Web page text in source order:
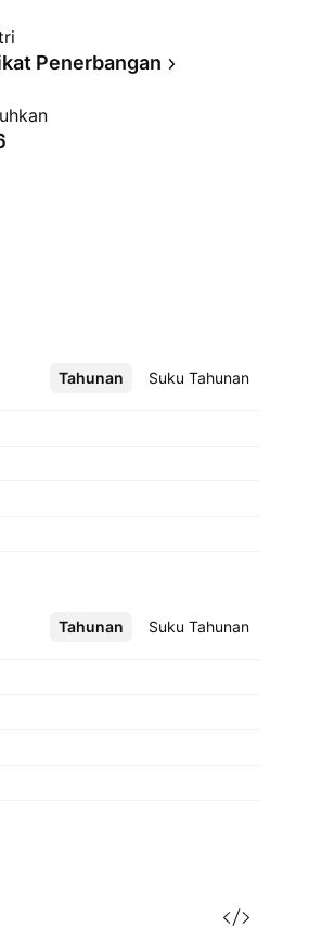
Penerbangan
Tahunan Suku Tahunan
Lebih
Tahunan Suku Tahunan
Lebih